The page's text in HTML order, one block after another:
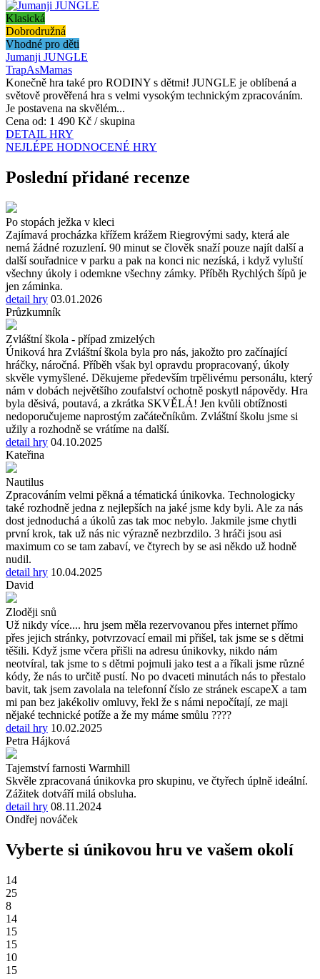
Klasická
Dobrodružná
Vhodné pro děti
Jumanji JUNGLE
TrapAsMamas
Konečně hra také pro RODINY s dětmi! JUNGLE je oblíbená a
světově prověřená hra s velmi vysokým technickým zpracováním.
Je postavena na skvělém...
Cena od: 1 490 Kč / skupina
DETAIL HRY
NEJLÉPE HODNOCENÉ HRY
Poslední přidané recenze
Po stopách ježka v kleci
Zajímavá procházka křížem krážem Riegrovými sady, která ale
nemá žádné rozuzlení. 90 minut se člověk snaží pouze najít další a
další souřadnice v parku a pak na konci nic nezíská, i když vyluští
všechny úkoly i odemkne všechny zámky. Příběh Rychlých šípů je
jen záminka.
detail hry 03.01.2026
Průzkumník
Zvláštní škola - případ zmizelých
Úniková hra Zvláštní škola byla pro nás, jakožto pro začínající
hráčky, náročná. Příběh však byl opravdu propracovaný, úkoly
skvěle vymyšlené. Děkujeme především trpělivému personálu, který
nám v dobách největšího zoufalství ochotně poskytl nápovědy. Hra
byla děsivá, poutavá, a zkrátka SKVĚLÁ! Jen kvůli obtížnosti
nedoporučujeme naprostým začátečníkům. Zvláštní školu jsme si
užily a rozhodně se vrátíme na další.
detail hry 04.10.2025
Kateřina
Nautilus
Zpracováním velmi pěkná a tématická únikovka. Technologicky
také rozhodně jedna z nejlepších na jaké jsme kdy byli. Ale za nás
dost jednoduchá a úkolů zas tak moc nebylo. Jakmile jsme chytli
první krok, tak už nás nic výrazně nezbrzdilo. 3 hráči jsou asi
maximum co se tam zabaví, ve čtyrech by se asi někdo už hodně
nudil.
detail hry 10.04.2025
David
Zloději snů
Už nikdy více.... hru jsem měla rezervovanou přes internet přímo
přes jejich stránky, potvrzovací email mi přišel, tak jsme se s dětmi
těšili. Když jsme včera přišli na adresu únikovky, nikdo nám
neotvíral, tak jsme to s dětmi pojmuli jako test a a říkali jsme různé
kódy, že nás to určitě pustí. No po dvaceti minutách nás to přestalo
bavit, tak jsem zavolala na telefonní číslo ze stránek escapeX a tam
mi pan bez jakékoliv omluvy, řekl že s námi nepočítají, ze maji
nějaké technické potíže a že my máme smůlu ????
detail hry 10.02.2025
Petra Hájková
Tajemství farnosti Warmhill
Skvěle zpracovaná únikovka pro skupinu, ve čtyřech úplně ideální.
Zážitek dotváří milá obsluha.
detail hry 08.11.2024
Ondřej nováček
Vyberte si únikovou hru ve vašem okolí
14
25
8
14
15
15
10
15